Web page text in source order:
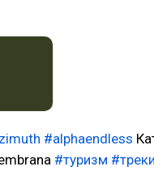
#alphaendless
#туризм